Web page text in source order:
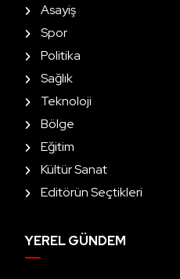
Asayiş
Spor
Politika
Sağlık
Teknoloji
Bölge
Eğitim
Kültür Sanat
Editörün Seçtikleri
YEREL GÜNDEM